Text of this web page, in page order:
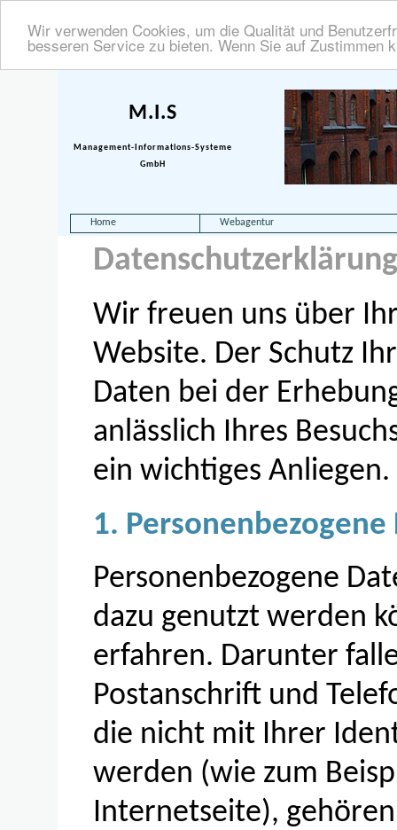
Wir verwenden Cookies, um die Qualität und
besseren Service zu bieten. Wenn Sie auf
M.I.S
Management-Informations-Systeme
GmbH
Home Webagentur
Datenschutzerklärung
Wir freuen uns über
Website. Der Schutz
Daten bei der
anlässlich Ihres
ein wichtiges Anliegen.
1. Personenbezogene
Personenbezogene
dazu genutzt werden
erfahren. Darunter
Postanschrift und
die nicht mit Ihrer
werden (wie zum
Internetseite),